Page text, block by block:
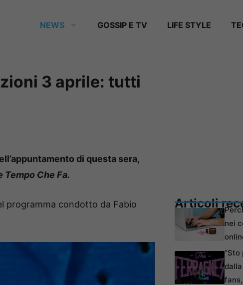
NEWS GOSSIP E TV LIFE STYLE
3 aprile: tutti
di questa sera,
Tempo Che Fa.
programma condotto da Fabio
Articoli
nei
“Sto